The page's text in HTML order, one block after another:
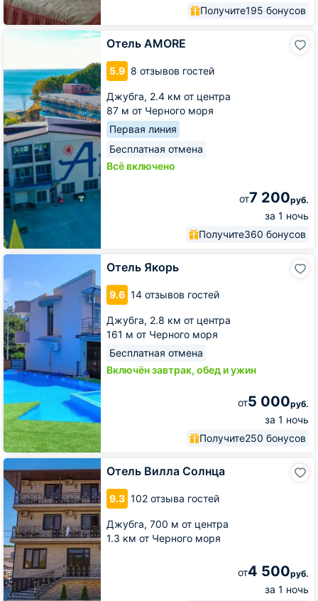
Получите195 бонусов
Отель АМОRЕ
5.9 8 отзывов гостей
Джубга, 2.4 км от центра
87 м от Черного моря
Первая линия
Бесплатная отмена
Всё включено
от7 200руб.
за 1 ночь
Получите360 бонусов
Отель Якорь
9.6 14 отзывов гостей
Джубга, 2.8 км от центра
161 м от Черного моря
Бесплатная отмена
Включён завтрак, обед и ужин
от5 000руб.
за 1 ночь
Получите250 бонусов
Отель
Отель Вилла Солнца
9.3 102 отзыва гостей
Джубга, 700 м от центра
1.3 км от Черного моря
от4 500руб.
за 1 ночь
Отель
Вилла
Солнца